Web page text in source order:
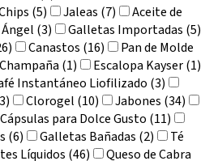
(5) Jaleas (7)
Aceite de
(3)
Galletas Importadas (5)
Canastos (16)
Pan de Molde
(1)
Escalopa Kayser (1)
Instantáneo Liofilizado (3)
Clorogel (10)
Jabones (34)
Cápsulas para Dolce Gusto (11)
(6) Galletas Bañadas (2)
Té
Líquidos (46)
Queso de Cabra